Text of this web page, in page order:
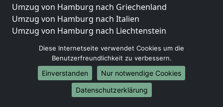
Umzug von Hamburg nach Griechenland
Umzug von Hamburg nach Italien
Umzug von Hamburg nach Liechtenstein
Umzug von Hamburg nach Niederlande
Umzug von Hamburg nach Norwegen
Umzüge-Deutschlandweit
Diese Internetseite verwendet Cookies um die
Benutzerfreundlichkeit zu verbessern.
Einverstanden
Nur notwendige Cookies
Datenschutzerklärung